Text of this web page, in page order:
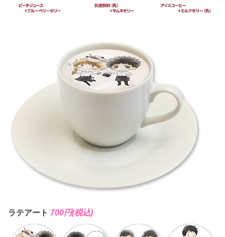
ラテアート 700円(税込)